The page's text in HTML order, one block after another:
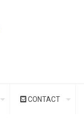
CONTACT